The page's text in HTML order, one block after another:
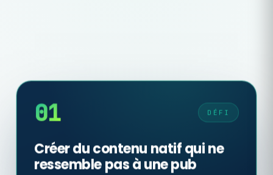
01 DÉFI
Créer du contenu natif qui ne
ressemble pas à une pub